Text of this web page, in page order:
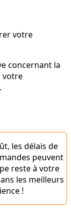
votre
concernant la
votre
les délais de
peuvent
reste à votre
les meilleurs
!